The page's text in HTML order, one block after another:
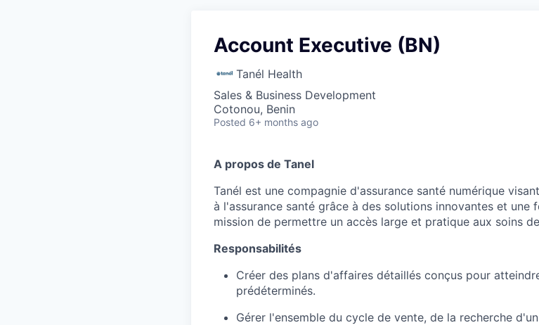
Account Executive (BN)
Tanél Health
Sales & Business Development
Cotonou, Benin
Posted 6+ months ago
A propos de Tanel
Tanél est une compagnie d'assurance santé numérique
à l'assurance santé grâce à des solutions innovantes et une
mission de permettre un accès large et pratique aux soins
Responsabilités
Créer des plans d'affaires détaillés conçus pour
prédéterminés.
Gérer l'ensemble du cycle de vente, de la recherche